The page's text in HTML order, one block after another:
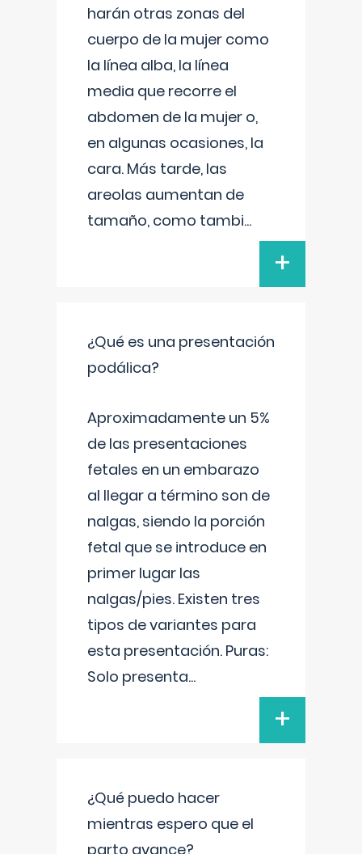
harán otras zonas del
cuerpo de la mujer como
la línea alba, la línea
media que recorre el
abdomen de la mujer o,
en algunas ocasiones, la
cara. Más tarde, las
areolas aumentan de
tamaño, como tambi...
+
¿Qué es una presentación
podálica?
Aproximadamente un 5%
de las presentaciones
fetales en un embarazo
al llegar a término son de
nalgas, siendo la porción
fetal que se introduce en
primer lugar las
nalgas/pies. Existen tres
tipos de variantes para
esta presentación. Puras:
Solo presenta...
+
¿Qué puedo hacer
mientras espero que el
parto avance?